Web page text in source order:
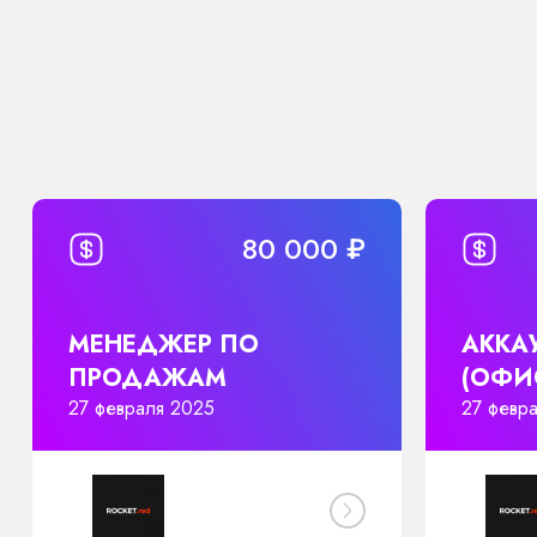
80 000 ₽
МЕНЕДЖЕР ПО
ПРОДАЖАМ
27 февраля 2025 27